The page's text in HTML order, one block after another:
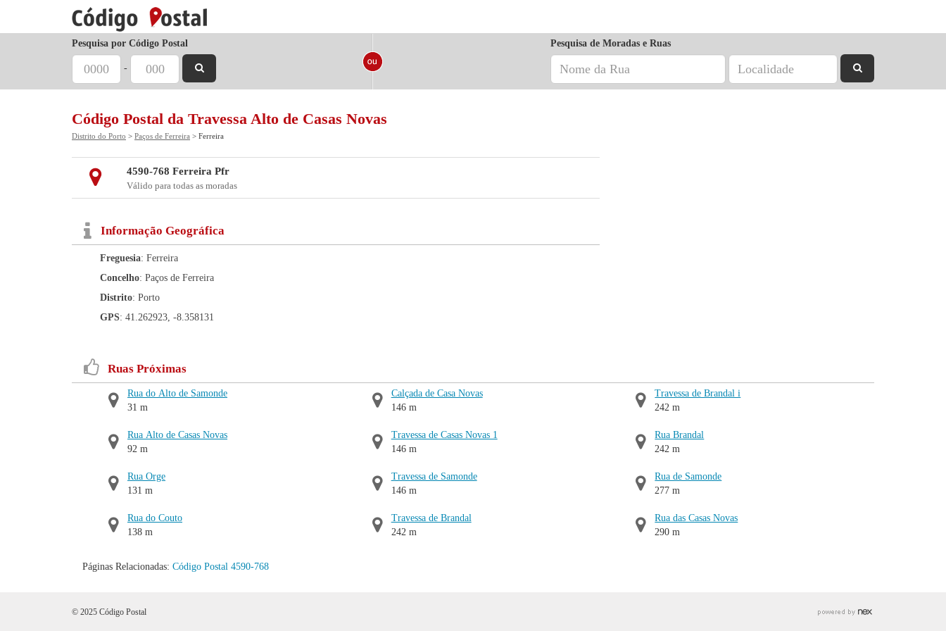
Pesquisa por Código Postal
-
Pesquisa de Moradas e Ruas
Código Postal da Travessa Alto de Casas Novas
Distrito do Porto > Paços de Ferreira > Ferreira
4590-768 Ferreira Pfr
Válido para todas as moradas
Informação Geográfica
Freguesia: Ferreira
Concelho: Paços de Ferreira
Distrito: Porto
GPS: 41.262923, -8.358131
Ruas Próximas
Rua do Alto de Samonde
31 m
Rua Alto de Casas Novas
92 m
Rua Orge
131 m
Rua do Couto
138 m
Calçada de Casa Novas
146 m
Travessa de Casas Novas 1
146 m
Travessa de Samonde
146 m
Travessa de Brandal
242 m
Travessa de Brandal i
242 m
Rua Brandal
242 m
Rua de Samonde
277 m
Rua das Casas Novas
290 m
Páginas Relacionadas: Código Postal 4590-768
© 2025 Código Postal